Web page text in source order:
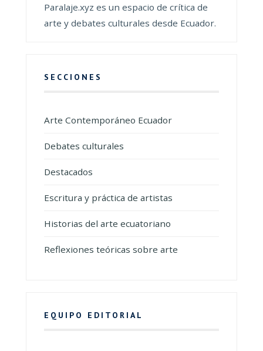
Paralaje.xyz es un espacio de crítica de
arte y debates culturales desde Ecuador.
SECCIONES
Arte Contemporáneo Ecuador
Debates culturales
Destacados
Escritura y práctica de artistas
Historias del arte ecuatoriano
Reflexiones teóricas sobre arte
EQUIPO EDITORIAL